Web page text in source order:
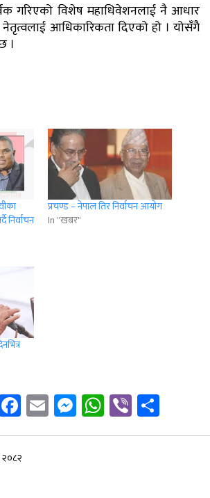
गरिएको विशेष महाधिवेशनलाई नै आधार
आधिकारिकता दिएको हो । योसँगै
।
प्रचण्ड – नेपाल तिर निर्वाचन आयोग
In "खबर"
Facebook
EmailMessenger
WhatsApp
Viber
२०८२